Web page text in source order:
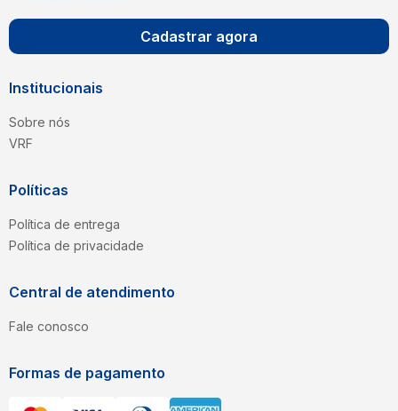
Cadastrar agora
Institucionais
Sobre nós
VRF
Políticas
Política de entrega
Política de privacidade
Central de atendimento
Fale conosco
Formas de pagamento